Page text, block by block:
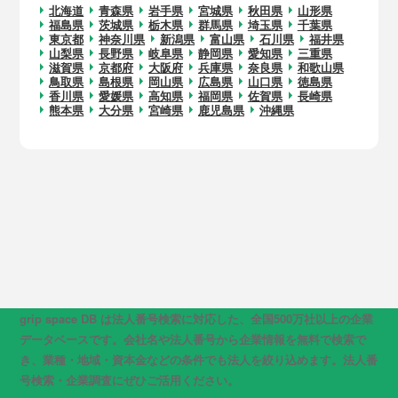
北海道 青森県 岩手県 宮城県 秋田県
山形県
福島県
茨城県 栃木県 群馬県 埼玉県
千葉県
東京都
神奈川県 新潟県 富山県 石川県
福井県
山梨県
長野県 岐阜県 静岡県 愛知県
三重県
滋賀県
京都府 大阪府 兵庫県 奈良県
和歌山県
鳥取県
島根県 岡山県 広島県 山口県
徳島県
香川県
愛媛県 高知県 福岡県 佐賀県
長崎県
熊本県
大分県 宮崎県 鹿児島県 沖縄県
grip space DB は法人番号検索に対応した、全国500万社以上の企業
データベースです。会社名や法人番号から企業情報を無料で検索で
き、業種・地域・資本金などの条件でも法人を絞り込めます。法人番
号検索・企業調査にぜひご活用ください。